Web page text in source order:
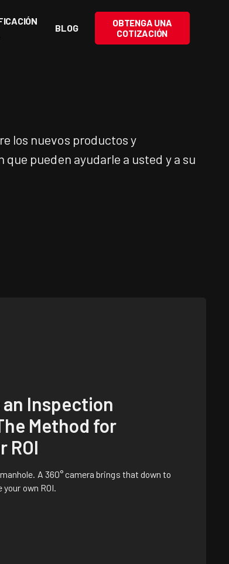
BLOG
OBTENGA UNA
COTIZACIÓN
los nuevos productos y
pueden ayudarle a usted y a su
an Inspection
Method for
ROI
A 360° camera brings that down to
own ROI.